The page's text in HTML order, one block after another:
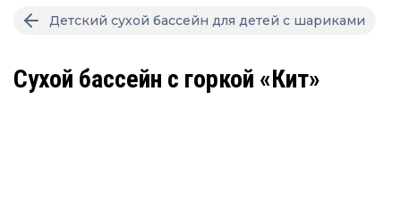
Детский сухой бассейн для детей с шариками
Сухой бассейн с горкой «Кит»